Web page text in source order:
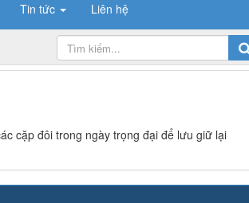
Tin tức Liên hệ
cặp đôi trong ngày trọng đại để lưu giữ lại